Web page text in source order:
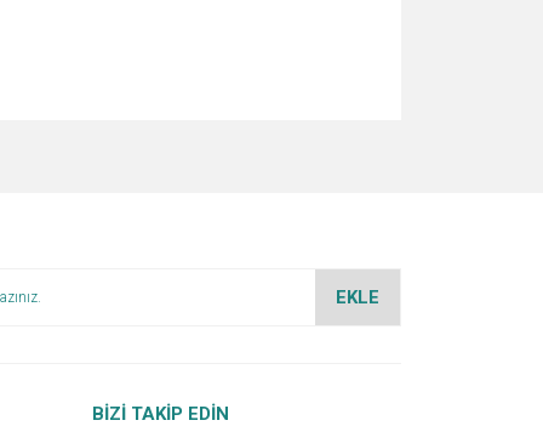
EKLE
BİZİ TAKİP EDİN